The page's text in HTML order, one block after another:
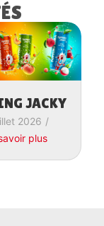
JACKY
2026 /
plus